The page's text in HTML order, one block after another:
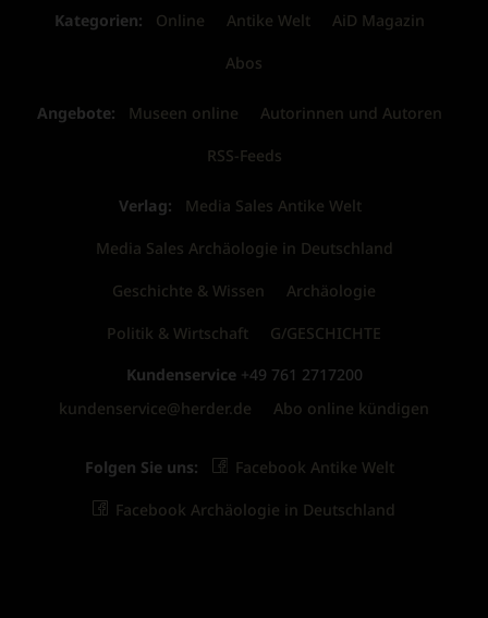
Kategorien: Online Antike Welt AiD Magazin
Abos
Angebote: Museen online Autorinnen und Autoren
RSS-Feeds
Verlag: Media Sales Antike Welt
Media Sales Archäologie in Deutschland
Geschichte & Wissen Archäologie
Politik & Wirtschaft G/GESCHICHTE
Kundenservice +49 761 2717200
kundenservice@herder.de
Abo online kündigen
Folgen Sie uns: Facebook Antike Welt
Facebook Archäologie in Deutschland